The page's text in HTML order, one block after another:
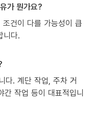
가 뭔가요?
건이 다를 가능성이 큽
니다.
다. 계단 작업, 주차 거
간 작업 등이 대표적입니